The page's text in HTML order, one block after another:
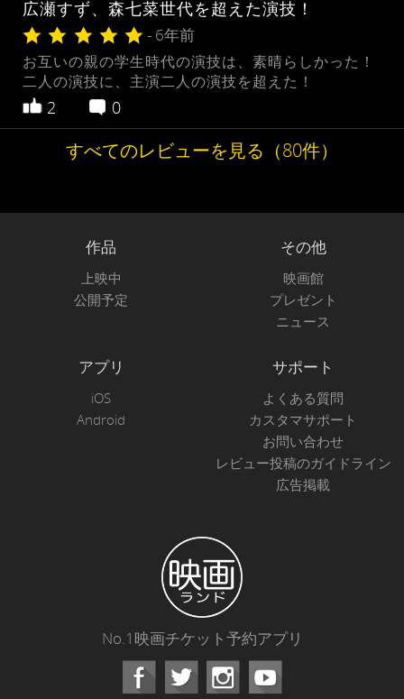
広瀬すず、森七菜世代を超えた演技！
- 6年前
お互いの親の学生時代の演技は、素晴らしかった！
二人の演技に、主演二人の演技を超えた！
2 0
すべてのレビューを見る（80件）
作品
上映中
公開予定
その他
映画館
プレゼント
ニュース
アプリ
iOS
Android
サポート
よくある質問
カスタマサポート
お問い合わせ
レビュー投稿のガイドライン
広告掲載
No.1映画チケット予約アプリ
Facebook Instagram